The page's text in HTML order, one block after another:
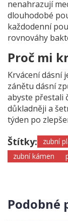
nenahrazují
dlouhodobé
každodenní
rovnováhy
Proč mi
Krvácení dásní
zánětu dásní
abyste přestali
důkladněji a
týden po
Štítky: zubní
zubní kámen
Podobné